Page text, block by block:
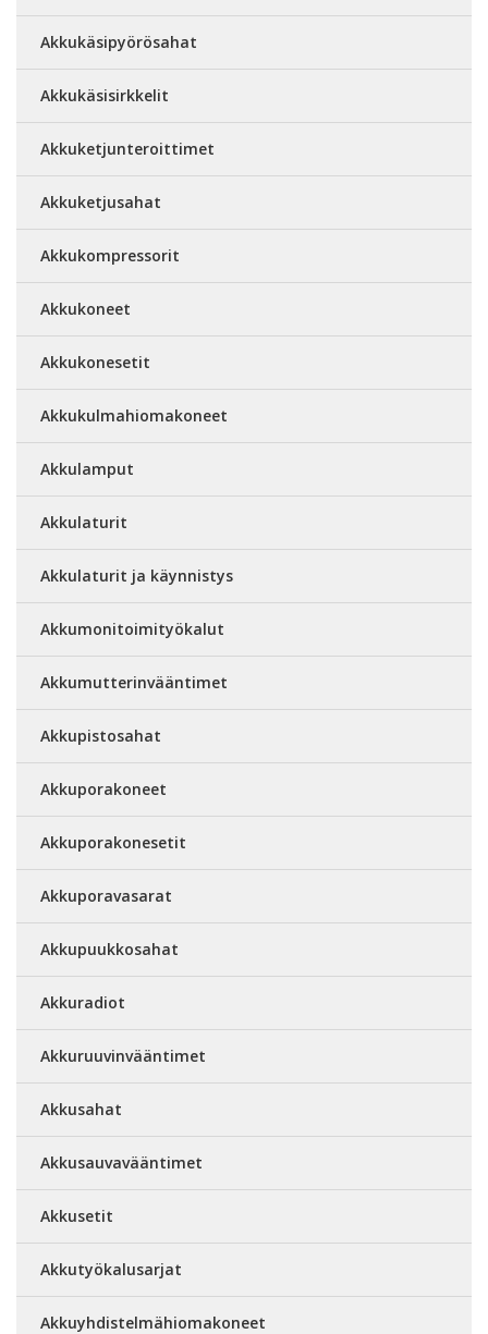
Akkukäsipyörösahat
Akkukäsisirkkelit
Akkuketjunteroittimet
Akkuketjusahat
Akkukompressorit
Akkukoneet
Akkukonesetit
Akkukulmahiomakoneet
Akkulamput
Akkulaturit
Akkulaturit ja käynnistys
Akkumonitoimityökalut
Akkumutterinvääntimet
Akkupistosahat
Akkuporakoneet
Akkuporakonesetit
Akkuporavasarat
Akkupuukkosahat
Akkuradiot
Akkuruuvinvääntimet
Akkusahat
Akkusauvavääntimet
Akkusetit
Akkutyökalusarjat
Akkuyhdistelmähiomakoneet